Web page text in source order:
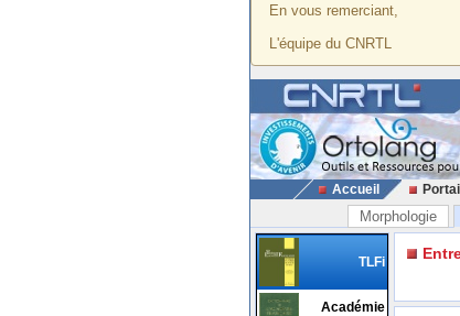
En vous remerciant,
L'équipe du CNRTL
Accueil
Morphologie
TLFi
Académie